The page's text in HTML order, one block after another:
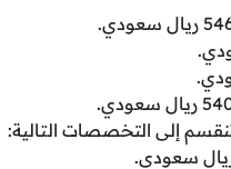
سعودي.
سعودي.
إلى التخصصات التالية: